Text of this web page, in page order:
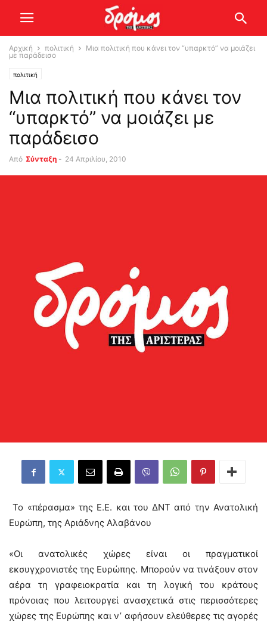
Αρχική πολιτική
Μια πολιτική που κάνει τον “υπαρκτό” να μοιάζει
με παράδεισο
πολιτική
Μια πολιτική που κάνει τον
“υπαρκτό” να μοιάζει με
παράδεισο
Από Σύνταξη - 24 Απριλίου, 2010
Το «πέρασμα» της Ε.Ε. και του ΔΝΤ από την Ανατολική
Ευρώπη, της Αριάδνης Αλαβάνου
«Οι ανατολικές χώρες είναι οι πραγματικοί
εκσυγχρονιστές της Ευρώπης. Μπορούν να τινάξουν στον
αέρα τη γραφειοκρατία και τη λογική του κράτους
πρόνοιας που λειτουργεί ανασχετικά στις περισσότερες
χώρες της Ευρώπης και ν’ αφήσουν ελεύθερες τις αγορές